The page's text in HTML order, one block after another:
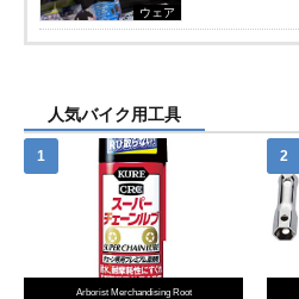
ウェア
人気バイク用工具
Arborist Merchandising Root